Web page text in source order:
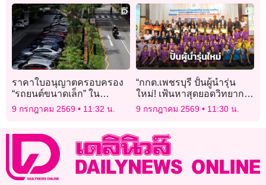
ยั่งยืน
ราคาใบอนุญาตครอบครอง
“รถยนต์ขนาดเล็ก” ใน
สิงคโปร์ ทะลุ 3 ล้านบาท
9 กรกฎาคม 2569 11:32 น.
“กกต.เพชรบุรี ปั้นผู้นำรุ่น
ใหม่! เฟ้นหาสุดยอดวิทยากร
ประชาธิปไตย สร้างเครือข่าย
พลเมืองคุณภาพ
9 กรกฎาคม 2569 11:30 น.